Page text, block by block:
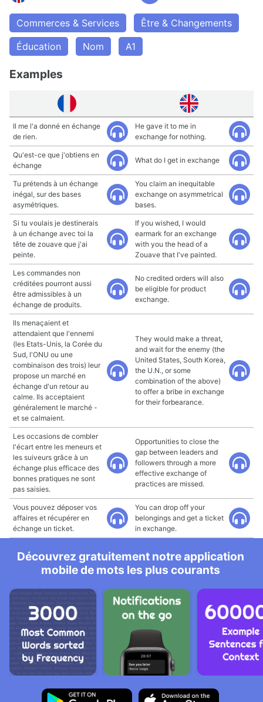
Commerces & Services
Être & Changements
Éducation
Nom A1
Examples
Il me l'a donné en échange
de rien.
He gave it to me in
exchange for nothing.
Qu'est-ce que j'obtiens en
échange
What do I get in exchange
Tu prétends à un échange
inégal, sur des bases
asymétriques.
You claim an inequitable
exchange on asymmetrical
bases.
Si tu voulais je destinerais
à un échange avec toi la
tête de zouave que j'ai
peinte.
If you wished, I would
earmark for an exchange
with you the head of a
Zouave that I've painted.
Les commandes non
créditées pourront aussi
être admissibles à un
échange de produits.
No credited orders will also
be eligible for product
exchange.
Ils menaçaient et
attendaient que l'ennemi
(les Etats-Unis, la Corée du
Sud, l'ONU ou une
combinaison des trois) leur
propose un marché en
échange d'un retour au
calme. Ils acceptaient
généralement le marché -
et se calmaient.
They would make a threat,
and wait for the enemy (the
United States, South Korea,
the U.N., or some
combination of the above)
to offer a bribe in exchange
for their forbearance.
Les occasions de combler
l'écart entre les meneurs et
les suiveurs grâce à un
échange plus efficace des
bonnes pratiques ne sont
pas saisies.
Opportunities to close the
gap between leaders and
followers through a more
effective exchange of
practices are missed.
Vous pouvez déposer vos
affaires et récupérer en
échange un ticket.
You can drop off your
belongings and get a ticket
in exchange.
Découvrez gratuitement notre application
mobile de mots les plus courants